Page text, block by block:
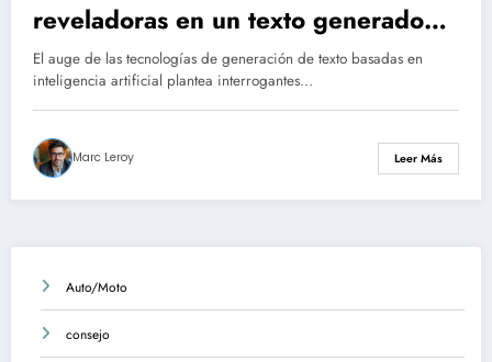
reveladoras en un texto generado
por inteligencia artificial
El auge de las tecnologías de generación de texto basadas en
inteligencia artificial plantea interrogantes…
Marc Leroy Leer Más
Auto/Moto
consejo